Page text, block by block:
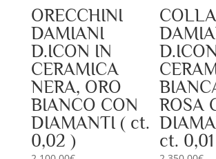
ORECCHINI
DAMIANI
D.ICON IN
CERAMICA
NERA, ORO
BIANCO CON
DIAMANTI ( ct.
0,02 )
ROSA
ct.